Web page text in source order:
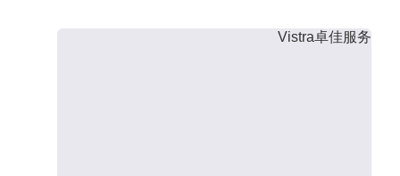
Vistra卓佳服务